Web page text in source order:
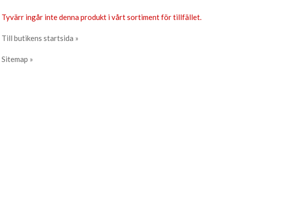
Tyvärr ingår inte denna produkt i vårt sortiment för tillfället.
Till butikens startsida »
Sitemap »